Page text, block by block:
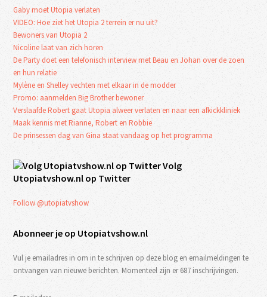
Gaby moet Utopia verlaten
VIDEO: Hoe ziet het Utopia 2 terrein er nu uit?
Bewoners van Utopia 2
Nicoline laat van zich horen
De Party doet een telefonisch interview met Beau en Johan over de zoen
en hun relatie
Mylène en Shelley vechten met elkaar in de modder
Promo: aanmelden Big Brother bewoner
Verslaafde Robert gaat Utopia alweer verlaten en naar een afkickkliniek
Maak kennis met Rianne, Robert en Robbie
De prinsessen dag van Gina staat vandaag op het programma
Volg
Utopiatvshow.nl op Twitter
Follow @utopiatvshow
Abonneer je op Utopiatvshow.nl
Vul je emailadres in om in te schrijven op deze blog en emailmeldingen te
ontvangen van nieuwe berichten. Momenteel zijn er 687 inschrijvingen.